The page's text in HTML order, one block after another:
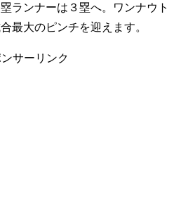
ランナーは３塁へ。ワンナウト
最大のピンチを迎えます。
サーリンク